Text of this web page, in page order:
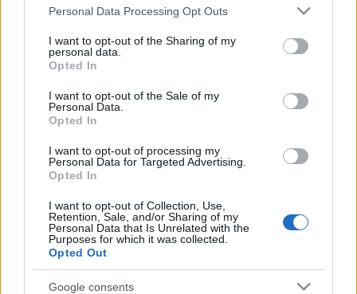
Please note that this website/app uses one or more Google
not limited to your visit or usage behaviour. You may click to
grant or deny consent to Google and its third-party tags to
use your data for below specified purposes in below Google
consent section.
Personal Data Processing Opt Outs
I want to opt-out of the Sharing of my
personal data.
Opted In
I want to opt-out of the Sale of my
Personal Data.
Opted In
I want to opt-out of processing my
Personal Data for Targeted Advertising.
Opted In
I want to opt-out of Collection, Use,
Retention, Sale, and/or Sharing of my
Personal Data that Is Unrelated with the
Purposes for which it was collected.
Opted Out
Google consents
Hollókő is.
Az eltelt tizenöt évben számos ritkaságunk kapta meg e
rangos elismerést, legutóbb 2002-ben a Tokaj-Hegyalja
zsinagóganegyeddel kapott helyett a listán.
Budapest várnegyede - fotó: Bélavári Krisztina
Fertő tó - fotó: Kapocsy György